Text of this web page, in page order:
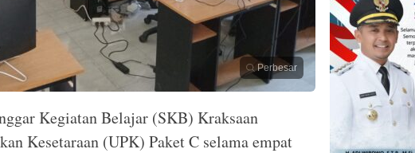
Perbesar
Kegiatan Belajar (SKB) Kraksaan
Kesetaraan (UPK) Paket C selama empat